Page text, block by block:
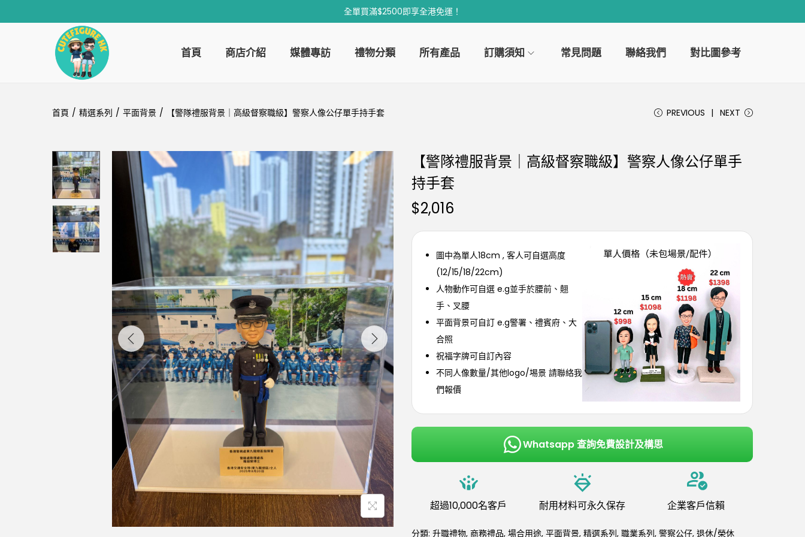
全單買滿$2500即享全港免運！
首頁 商店介紹 媒體專訪 禮物分類 所有產品 訂購須知 常見問題 聯絡我們 對比圖參考
首頁 / 精選系列 / 平面背景 / 【警隊禮服背景｜高級督察職級】警察人像公仔單手持手套 PREVIOUS NEXT
【警隊禮服背景｜高級督察職級】警察人像公仔單手
持手套
$2,016
圖中為單人18cm , 客人可自選高度
(12/15/18/22cm)
人物動作可自選 e.g並手於腰前、翹
手、叉腰
平面背景可自訂 e.g警署、禮賓府、大
合照
祝福字牌可自訂內容
不同人像數量/其他logo/埸景 請聯絡我
們報價
Whatsapp 查詢免費設計及構思
超過10,000名客戶 耐用材料可永久保存 企業客戶信賴
分類: 升職禮物, 商務禮品, 場合用途, 平面背景, 精選系列, 職業系列, 警察公仔, 退休/榮休